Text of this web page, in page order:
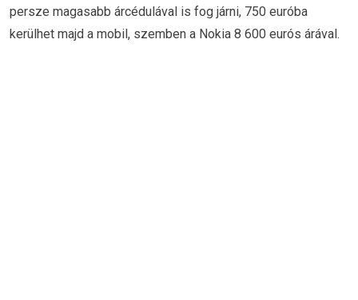
persze magasabb árcédulával is fog járni, 750 euróba
kerülhet majd a mobil, szemben a Nokia 8 600 eurós árával.